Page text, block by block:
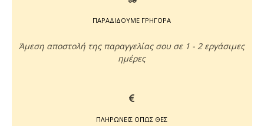
ΠΑΡΑΔΙΔΟΥΜΕ ΓΡΗΓΟΡΑ
Άμεση αποστολή της παραγγελίας σου σε 1 - 2 εργάσιμες
ημέρες
ΠΛΗΡΩΝΕΙΣ ΟΠΩΣ ΘΕΣ